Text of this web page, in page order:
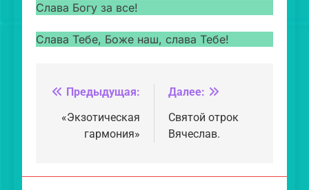
Слава Богу за все!
Слава Тебе, Боже наш, слава Тебе!
Навигация
по
записям
Предыдущая:
«Экзотическая
гармония»
Далее:
Святой отрок
Вячеслав.